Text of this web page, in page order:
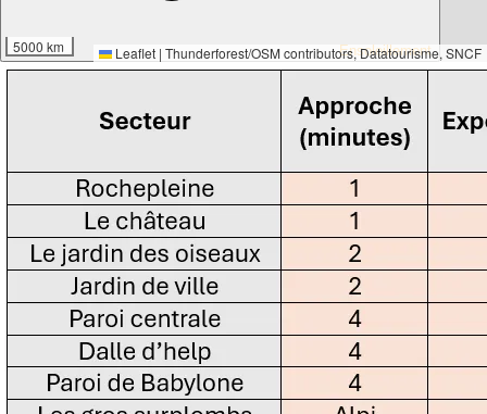
Ensoleillement
5000 km Leaflet | Thunderforest/OSM contributors, Datatourisme, SNCF